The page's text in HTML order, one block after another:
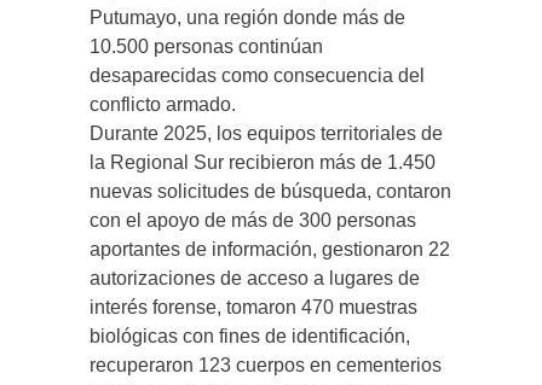
Putumayo, una región donde más de
10.500 personas continúan
desaparecidas como consecuencia del
conflicto armado.
Durante 2025, los equipos territoriales de
la Regional Sur recibieron más de 1.450
nuevas solicitudes de búsqueda, contaron
con el apoyo de más de 300 personas
aportantes de información, gestionaron 22
autorizaciones de acceso a lugares de
interés forense, tomaron 470 muestras
biológicas con fines de identificación,
recuperaron 123 cuerpos en cementerios